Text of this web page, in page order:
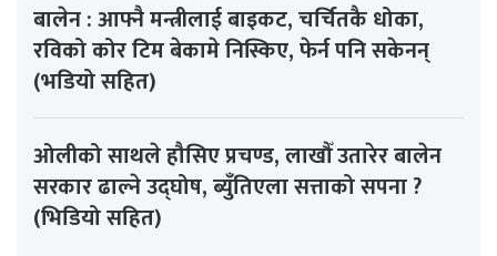
बालेन : आफ्नै मन्त्रीलाई बाइकट, चर्चितकै धोका,
रविको कोर टिम बेकामे निस्किए, फेर्न पनि सकेनन्
(भडियो सहित)
ओलीको साथले हौसिए प्रचण्ड, लाखौँ उतारेर बालेन
सरकार ढाल्ने उद्घोष, ब्युँतिएला सत्ताको सपना ?
(भिडियो सहित)